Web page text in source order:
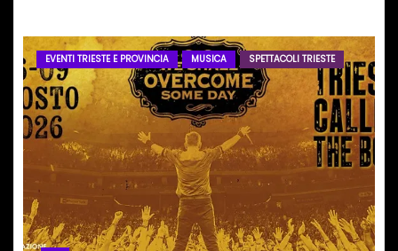
EVENTI TRIESTE E PROVINCIA MUSICA SPETTACOLI TRIESTE